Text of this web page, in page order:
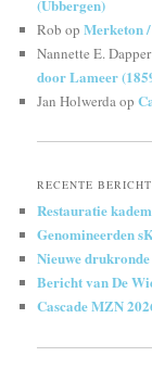
(Ubbergen)
Rob opMerketon
Nannette E. Dapper
door Lameer
Jan Holwerdaop
RECENTE
Restauratie
Genomineerden
Nieuwe
Bericht van De
Cascade MZN